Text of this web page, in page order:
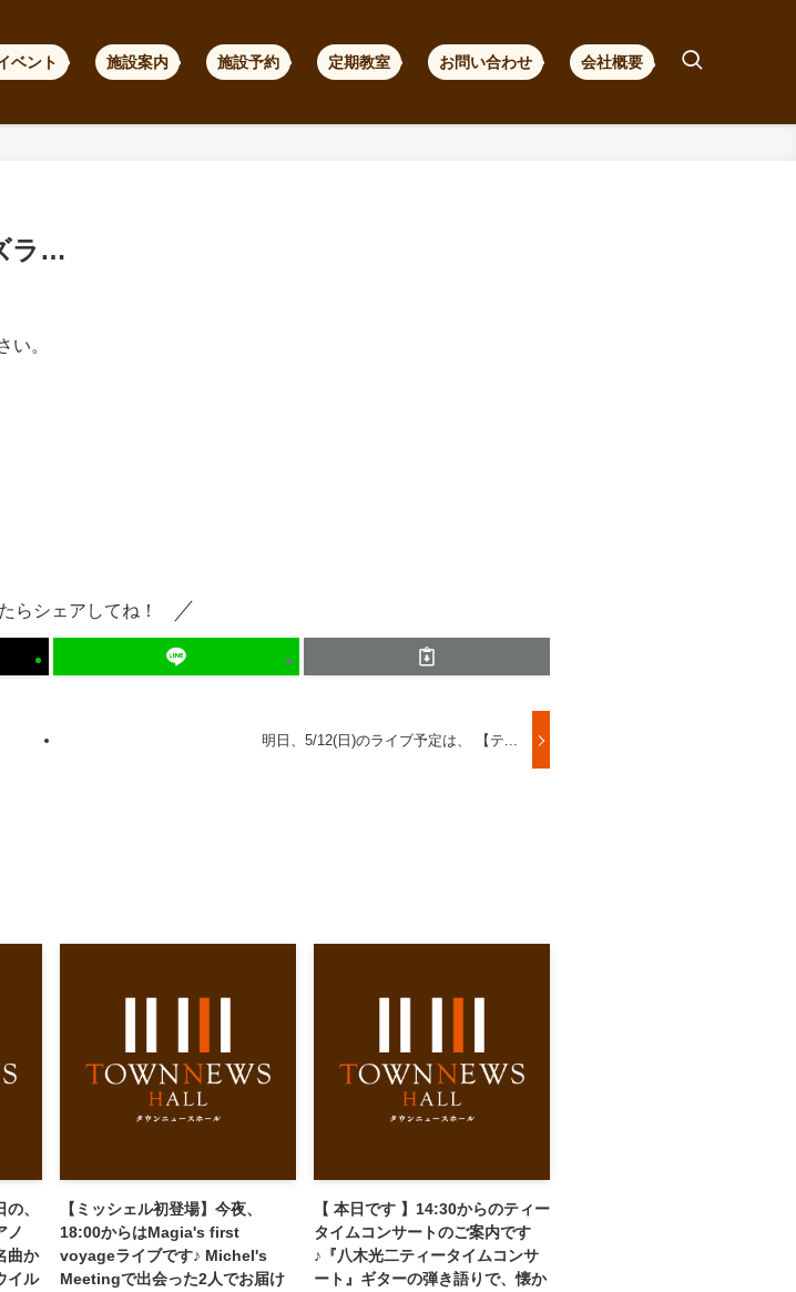
ベント 施設案内 施設予約 定期教室 お問い合わせ 会社概要
ラ…
い。
らシェアしてね！
明日、5/12(日)のライブ予定は、 【テ...
、
ノ
曲か
イル
【ミッシェル初登場】今夜、
18:00からはMagia's first
voyageライブです♪ Michel's
Meetingで出会った2人でお届け
【 本日です 】14:30からのティー
タイムコンサートのご案内です
♪『八木光二ティータイムコンサ
ート』ギターの弾き語りで、懐か